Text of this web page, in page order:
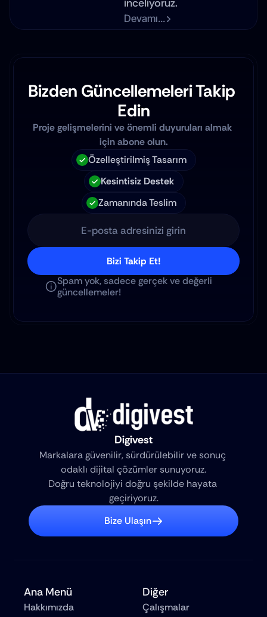
inceliyoruz.
Devamı...
Bizden Güncellemeleri Takip
Edin
Proje gelişmelerini ve önemli duyuruları almak
için abone olun.
Özelleştirilmiş Tasarım
Kesintisiz Destek
Zamanında Teslim
Bizi Takip Et!
Spam yok, sadece gerçek ve değerli
güncellemeler!
Digivest
Markalara güvenilir, sürdürülebilir ve sonuç
odaklı dijital çözümler sunuyoruz.
Doğru teknolojiyi doğru şekilde hayata
geçiriyoruz.
Bize Ulaşın
Ana Menü
Hakkımızda
Diğer
Çalışmalar